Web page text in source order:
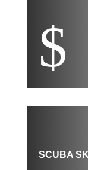
$
SCUBA